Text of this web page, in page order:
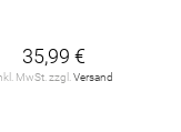
35,99 €
MwSt. zzgl.Versand